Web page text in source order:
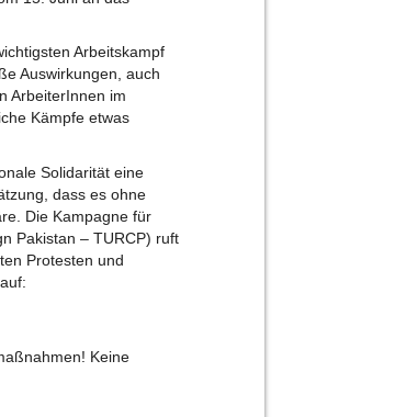
Arbeitskampf
Auswirkungen, auch
ArbeiterInnen im
Kämpfe etwas
Solidarität eine
dass es ohne
Die Kampagne für
Pakistan – TURCP) ruft
Protesten und
Keine